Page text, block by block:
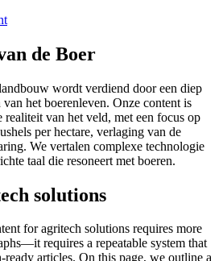
de Boer
wordt verdiend door een diep
het boerenleven. Onze content is
van het veld, met een focus op
per hectare, verlaging van de
We vertalen complexe technologie
taal die resoneert met boeren.
solutions
for agritech solutions requires more
requires a repeatable system that
articles. On this page, we outline a